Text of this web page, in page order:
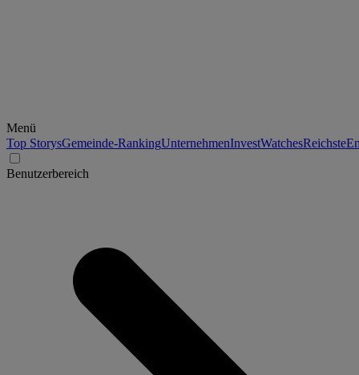
Menü
Top StorysGemeinde-RankingUnternehmenInvestWatchesReichste
Benutzerbereich